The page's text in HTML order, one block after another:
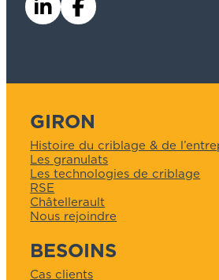
GIRON
Histoire du criblage & de
Les granulats
Les technologies de criblage
RSE
Châtellerault
Nous rejoindre
BESOINS
Cas clients